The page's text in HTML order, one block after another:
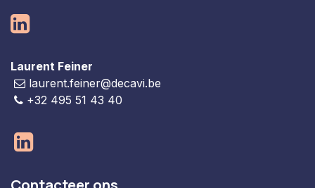
Laurent Feiner
laurent.feiner@decavi.be
+32 495 51 43 40